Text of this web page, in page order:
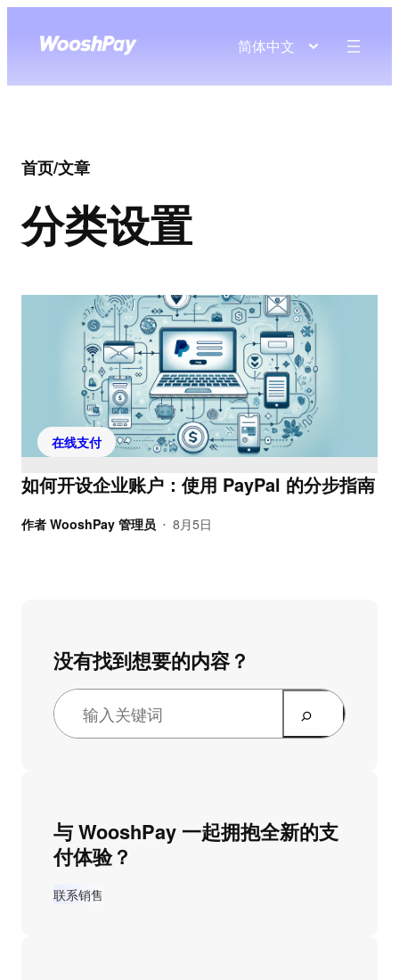
简体中文
首页/文章
分类设置
在线支付
如何开设企业账户：使用 PayPal 的分步指南
作者 WooshPay 管理员 • 8月5日
没有找到想要的内容？
与 WooshPay 一起拥抱全新的支
付体验？
联系销售